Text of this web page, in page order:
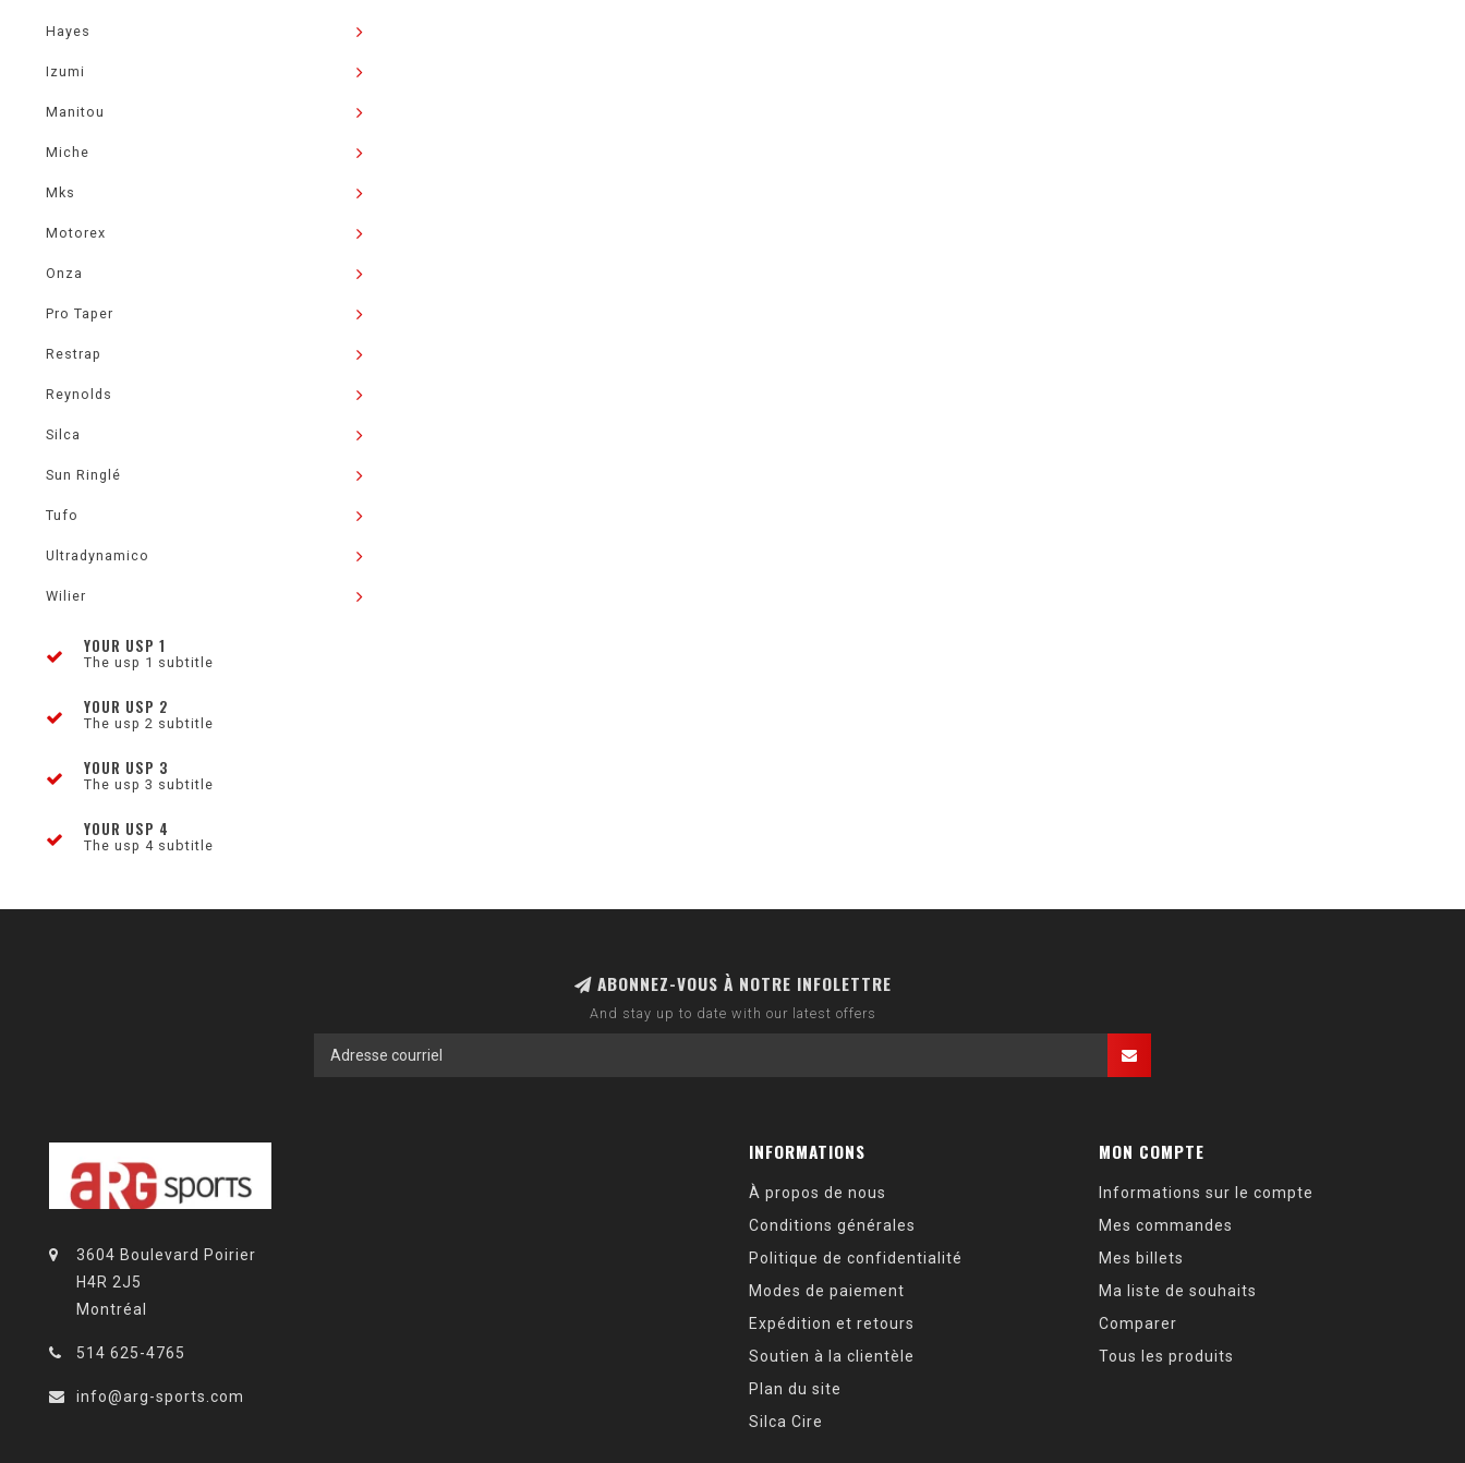
Hayes
Izumi
Manitou
Miche
Mks
Motorex
Onza
Pro Taper
Restrap
Reynolds
Silca
Sun Ringlé
Tufo
Ultradynamico
Wilier
YOUR USP 1
The usp 1 subtitle
YOUR USP 2
The usp 2 subtitle
YOUR USP 3
The usp 3 subtitle
YOUR USP 4
The usp 4 subtitle
ABONNEZ-VOUS À NOTRE INFOLETTRE
And stay up to date with our latest offers
3604 Boulevard Poirier
H4R 2J5
Montréal
514 625-4765
info@arg-sports.com
INFORMATIONS
À propos de nous
Conditions générales
Politique de confidentialité
Modes de paiement
Expédition et retours
Soutien à la clientèle
Plan du site
Silca Cire
MON COMPTE
Informations sur le compte
Mes commandes
Mes billets
Ma liste de souhaits
Comparer
Tous les produits